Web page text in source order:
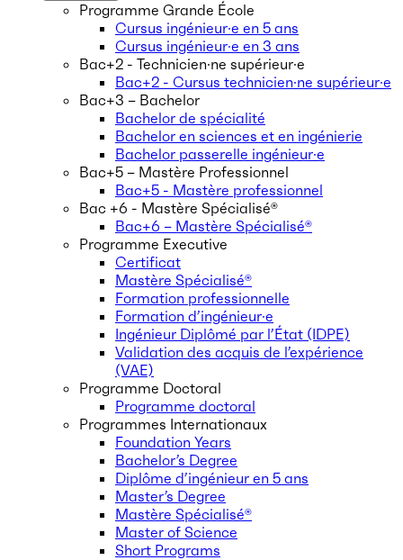
Programme Grande École
Cursus ingénieur·e en 5 ans
Cursus ingénieur·e en 3 ans
Bac+2 - Technicien·ne supérieur·e
Bac+2 - Cursus technicien·ne supérieur·e
Bac+3 – Bachelor
Bachelor de spécialité
Bachelor en sciences et en ingénierie
Bachelor passerelle ingénieur·e
Bac+5 – Mastère Professionnel
Bac+5 - Mastère professionnel
Bac +6 - Mastère Spécialisé®
Bac+6 – Mastère Spécialisé®
Programme Executive
Certificat
Mastère Spécialisé®
Formation professionnelle
Formation d’ingénieur·e
Ingénieur Diplômé par l’État (IDPE)
Validation des acquis de l’expérience
(VAE)
Programme Doctoral
Programme doctoral
Programmes Internationaux
Foundation Years
Bachelor’s Degree
Diplôme d’ingénieur en 5 ans
Master’s Degree
Mastère Spécialisé®
Master of Science
Short Programs